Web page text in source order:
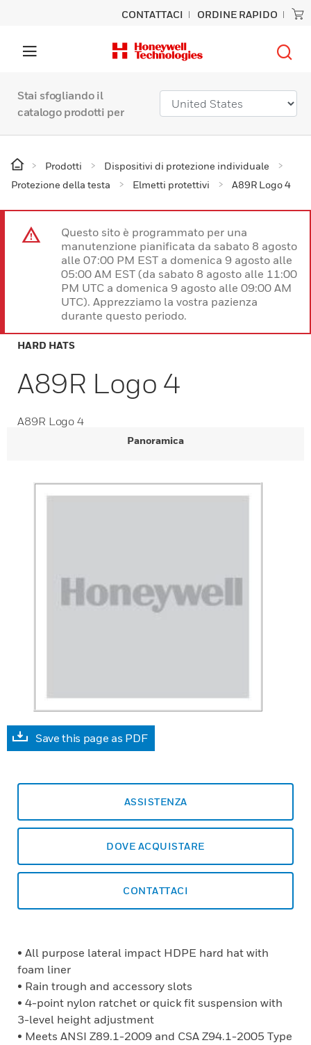
CONTATTACI ORDINE RAPIDO
Stai sfogliando il
catalogo prodotti per
Prodotti
Dispositivi di protezione individuale
Protezione della testa
Elmetti protettivi A89R Logo 4
Questo sito è programmato per una
manutenzione pianificata da sabato 8 agosto
alle 07:00 PM EST a domenica 9 agosto alle
05:00 AM EST (da sabato 8 agosto alle 11:00
PM UTC a domenica 9 agosto alle 09:00 AM
UTC). Apprezziamo la vostra pazienza
durante questo periodo.
HARD HATS
A89R Logo 4
A89R Logo 4
Panoramica
Save this page as PDF
ASSISTENZA
DOVE ACQUISTARE
CONTATTACI
• All purpose lateral impact HDPE hard hat with
foam liner
• Rain trough and accessory slots
• 4-point nylon ratchet or quick fit suspension with
3-level height adjustment
• Meets ANSI Z89.1-2009 and CSA Z94.1-2005 Type